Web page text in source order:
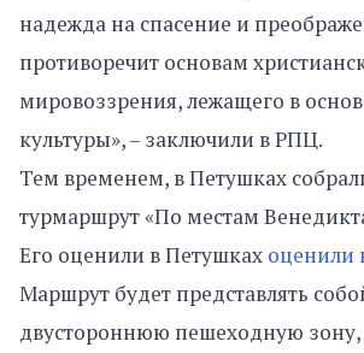
надежда на спасение и
противоречит основам
мировоззрения, лежащего в
культуры», – заключили в РПЦ.
Тем временем, в Петушках
турмаршрут «По местам
Его оценили в Петушках оценили
Маршрут будет представлять
двустороннюю пешеходную зону,